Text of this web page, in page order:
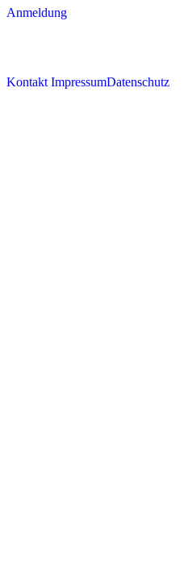
Anmeldung
Kontakt ImpressumDatenschutz